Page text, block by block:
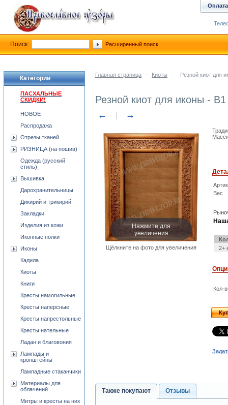
Главная страница - Киоты - Резной киот для
Резной киот для иконы - В1
← →
Нажмите для
увеличения
Щёлкните на фото для увеличения
Вес
2+
Кол-
Также покупают Отзывы
Категории
ПАСХАЛЬНЫЕ
СКИДКИ!
НОВОЕ
Распродажа
Отрезы тканей
РИЗНИЦА (на пошив)
Одежда (русский
стиль)
Вышивка
Дарохранительницы
Дикирий и трикирий
Закладки
Изделия из кожи
Иконные полки
Иконы
Кадила
Киоты
Книги
Кресты намогильные
Кресты наперсные
Кресты напрестольные
Кресты нательные
Ладан и благовония
Лампады и
кронштейны
Лампадные стаканчики
Материалы для
облачений
Митры и кресты на них
Оплата
Поиск: Расширенный поиск